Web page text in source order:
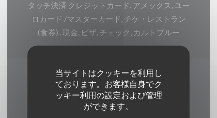
当サイトはクッキーを利用し
ております。お客様自身でク
ッキー利用の設定および管理
ができます。
タッチ決済 クレジットカード, アメックス, ユー
ロカード /マスターカード, チケ・レストラン
(食券) , 現金, ビザ, チェック, カルトブルー
営業時間